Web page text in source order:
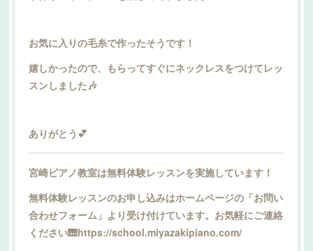
お気に入りの毛糸で作ったそうです！
嬉しかったので、もらってすぐにネックレスをつけてレッ
スンしました🎶
ありがとう💕
宮崎ピアノ教室は無料体験レッスンを実施しています！
無料体験レッスンのお申し込みはホームページの「お問い
合わせフォーム」より受け付けています。お気軽にご連絡
ください🎹https://school.miyazakipiano.com/